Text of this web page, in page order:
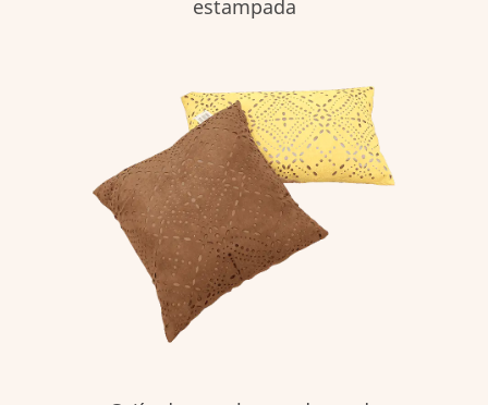
estampada